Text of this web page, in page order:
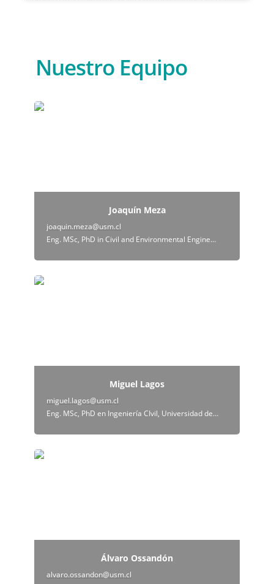
Nuestro Equipo
Joaquín Meza
Joaquín Meza
joaquin.meza@usm.cl
Eng. MSc, PhD in Civil and Environmental Engineering, University of California, Davis, USA
Miguel Lagos
Miguel Lagos
miguel.lagos@usm.cl
Eng. MSc, PhD en Ingeniería CIvil, Universidad de Chile
Álvaro Ossandón
Álvaro Ossandón
alvaro.ossandon@usm.cl